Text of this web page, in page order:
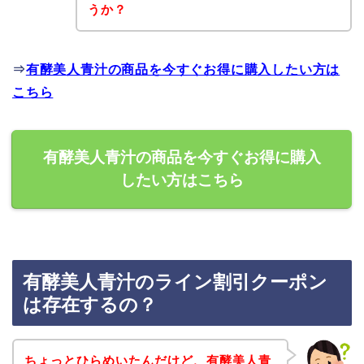
うか？
⇒有酵美人青汁の商品を今すぐお得に購入したい方は
こちら
有酵美人青汁の商品を今すぐお得に購入
したい方はこちら
有酵美人青汁のライン割引クーポン
は存在するの？
ちょっとひらめいたんだけど、有酵美人青